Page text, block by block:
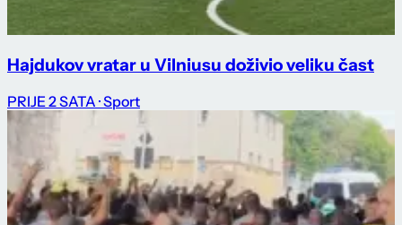
Hajdukov vratar u Vilniusu doživio veliku čast
PRIJE 2 SATA · Sport